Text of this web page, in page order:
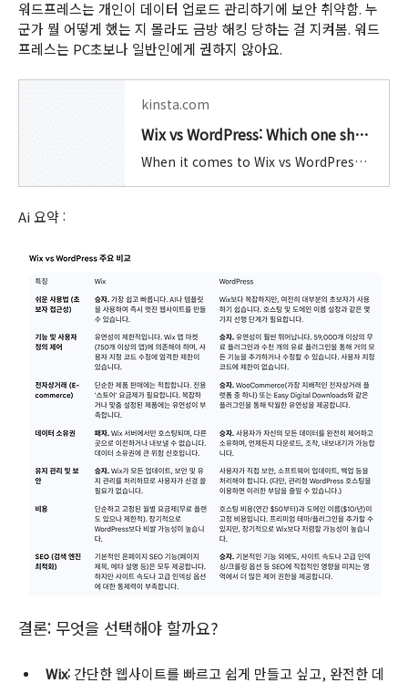
워드프레스는 개인이 데이터 업로드 관리하기에 보안 취약함. 누
군가 뭘 어떻게 했는 지 몰라도 금방 해킹 당하는 걸 지켜봄. 워드
프레스는 PC초보나 일반인에게 권하지 않아요.
kinsta.com
Wix vs WordPress: Which one should you choose to build a website?
When it comes to Wix vs WordPress, which one is the best choice to build your website? Find out in our comparison of the two different platforms!
Ai 요약 :
결론: 무엇을 선택해야 할까요?
Wix: 간단한 웹사이트를 빠르고 쉽게 만들고 싶고, 완전한 데